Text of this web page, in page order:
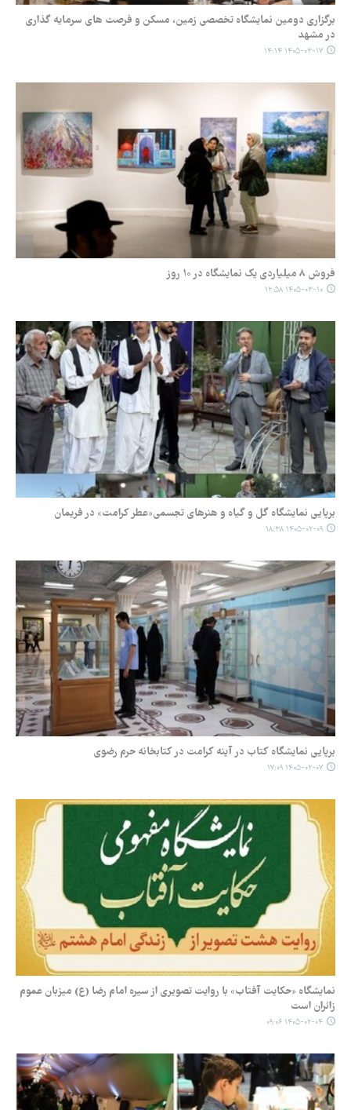
برگزاری دومین نمایشگاه تخصصی زمین، مسکن و فرصت های سرمایه گذاری
در مشهد
۱۴۰۵-۰۳-۱۷ ۱۴:۱۴
فروش ۸ میلیاردی یک نمایشگاه در ۱۰ روز
۱۴۰۵-۰۳-۱۰ ۱۲:۵۸
برپایی نمایشگاه گل و گیاه و هنرهای تجسمی«عطر کرامت» در فریمان
۱۴۰۵-۰۲-۰۹ ۱۸:۳۸
برپایی نمایشگاه کتاب در آینه کرامت در کتابخانه حرم رضوی
۱۴۰۵-۰۲-۰۷ ۱۷:۰۹
نمایشگاه «حکایت آفتاب» با روایت تصویری از سیره امام رضا (ع) میزبان عموم
زائران است
۱۴۰۵-۰۲-۰۴ ۰۹:۰۶